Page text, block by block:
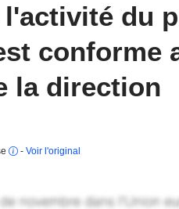
du
conforme
la direction
- Voir l'original